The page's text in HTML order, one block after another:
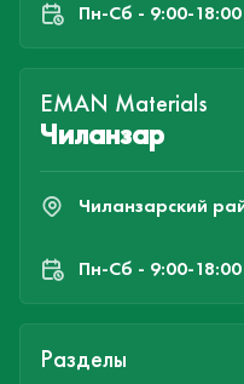
Пн-Cб - 9:00-
EMAN Materials
Чиланзар
Чиланзарский
Пн-Cб - 9:00-
Разделы